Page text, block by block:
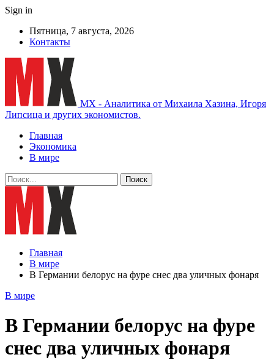
Sign in
Пятница, 7 августа, 2026
Контакты
MX - Аналитика от Михаила Хазина, Игоря
Липсица и других экономистов.
Главная
Экономика
В мире
Главная
В мире
В Германии белорус на фуре снес два уличных фонаря
В мире
В Германии белорус на фуре
снес два уличных фонаря